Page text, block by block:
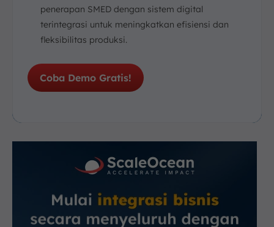
penerapan SMED dengan sistem digital
terintegrasi untuk meningkatkan efisiensi dan
fleksibilitas produksi.
Coba Demo Gratis!